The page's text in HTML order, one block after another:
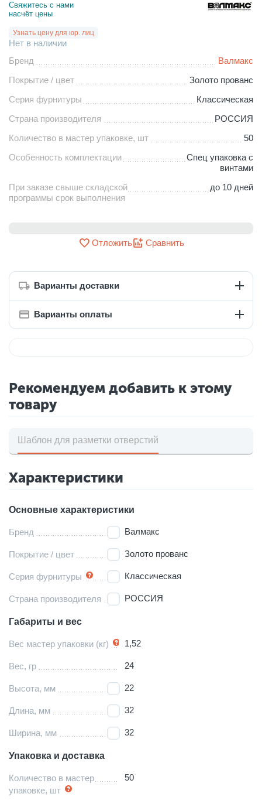
Свяжитесь с нами
насчёт цены
Узнать цену для юр. лиц
Нет в наличии
Бренд
Валмакс
Покрытие / цвет
Золото прованс
Серия фурнитуры
Классическая
Страна производителя
РОССИЯ
Количество в мастер упаковке, шт
50
Особенность комплектации
Спец упаковка с
винтами
При заказе свыше складской
программы срок выполнения
до 10 дней
Отложить Сравнить
Варианты доставки
Варианты оплаты
Рекомендуем добавить к этому
товару
Шаблон для разметки отверстий
Характеристики
Основные характеристики
Бренд Валмакс
Покрытие / цвет Золото прованс
Серия фурнитуры Классическая
Страна производителя РОССИЯ
Габариты и вес
Вес мастер упаковки (кг) 1,52
Вес, гр 24
Высота, мм 22
Длина, мм 32
Ширина, мм 32
Упаковка и доставка
Количество в мастер
упаковке, шт
50